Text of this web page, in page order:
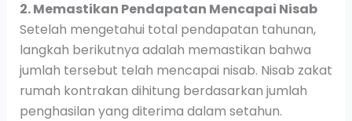
2. Memastikan Pendapatan Mencapai Nisab
Setelah mengetahui total pendapatan tahunan,
langkah berikutnya adalah memastikan bahwa
jumlah tersebut telah mencapai nisab. Nisab zakat
rumah kontrakan dihitung berdasarkan jumlah
penghasilan yang diterima dalam setahun.